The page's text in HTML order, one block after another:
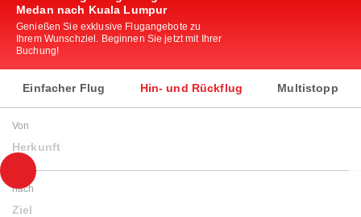
Medan nach Kuala Lumpur
Genießen Sie exklusive Flugangebote zu
Ihrem Wunschziel. Beginnen Sie jetzt mit Ihrer
Buchung!
Einfacher Flug Hin- und Rückflug Multistopp
Von
Herkunft
nach
Ziel